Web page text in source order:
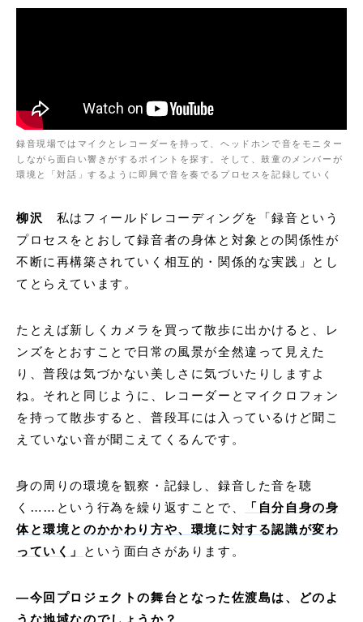
録音現場ではマイクとレコーダーを持って、ヘッドホンで音をモニター
しながら面白い響きがするポイントを探す。そして、鼓童のメンバーが
環境と「対話」するように即興で音を奏でるプロセスを記録していく
柳沢
私はフィールドレコーディングを「録音という
プロセスをとおして録音者の身体と対象との関係性が
不断に再構築されていく相互的・関係的な実践」とし
てとらえています。
たとえば新しくカメラを買って散歩に出かけると、レ
ンズをとおすことで日常の風景が全然違って見えた
り、普段は気づかない美しさに気づいたりしますよ
ね。それと同じように、レコーダーとマイクロフォン
を持って散歩すると、普段耳には入っているけど聞こ
えていない音が聞こえてくるんです。
身の周りの環境を観察・記録し、録音した音を聴
く……という行為を繰り返すことで、
「自分自身の身
体と環境とのかかわり方や、環境に対する認識が変わ
っていく」
という面白さがあります。
―今回プロジェクトの舞台となった佐渡島は、どのよ
うな地域なのでしょうか？